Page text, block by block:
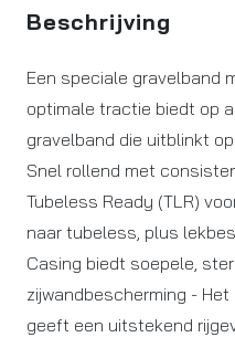
Beschrijving
Een speciale gravelband
optimale tractie biedt op
gravelband die uitblinkt
Snel rollend met
Tubeless Ready (TLR)
naar tubeless, plus
Casing biedt soepele,
zijwandbescherming -
geeft een uitstekend